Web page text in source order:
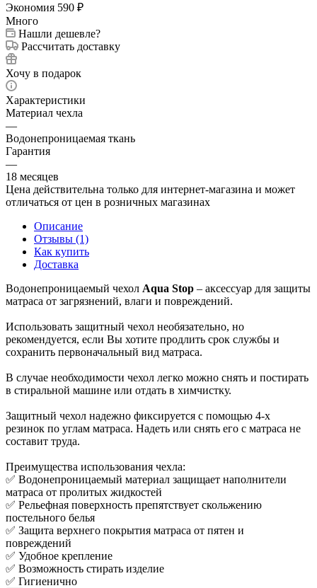
Экономия 590 ₽
Много
Нашли дешевле?
Рассчитать доставку
Хочу в подарок
Характеристики
Материал чехла
—
Водонепроницаемая ткань
Гарантия
—
18 месяцев
Цена действительна только для интернет-магазина и может
отличаться от цен в розничных магазинах
Описание
Отзывы (1)
Как купить
Доставка
Водонепроницаемый чехол Aqua Stop – аксессуар для защиты
матраса от загрязнений, влаги и повреждений.
Использовать защитный чехол необязательно, но
рекомендуется, если Вы хотите продлить срок службы и
сохранить первоначальный вид матраса.
В случае необходимости чехол легко можно снять и постирать
в стиральной машине или отдать в химчистку.
Защитный чехол надежно фиксируется с помощью 4-х
резинок по углам матраса. Надеть или снять его с матраса не
составит труда.
Преимущества использования чехла:
✅ Водонепроницаемый материал защищает наполнители
матраса от пролитых жидкостей
✅ Рельефная поверхность препятствует скольжению
постельного белья
✅ Защита верхнего покрытия матраса от пятен и
повреждений
✅ Удобное крепление
✅ Возможность стирать изделие
✅ Гигиенично